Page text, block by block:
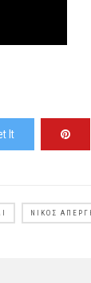
It
ΝΊΚΟΣ